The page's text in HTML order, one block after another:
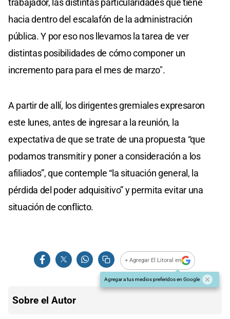
trabajador, las distintas particularidades que tiene
hacia dentro del escalafón de la administración
pública. Y por eso nos llevamos la tarea de ver
distintas posibilidades de cómo componer un
incremento para para el mes de marzo".
A partir de allí, los dirigentes gremiales expresaron
este lunes, antes de ingresar a la reunión, la
expectativa de que se trate de una propuesta “que
podamos transmitir y poner a consideración a los
afiliados”, que contemple “la situación general, la
pérdida del poder adquisitivo” y permita evitar una
situación de conflicto.
+ Agregar El Litoral en
Agregar a tus medios preferidos en Google
Sobre el Autor